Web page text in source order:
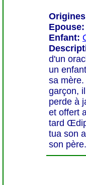
Epouse:
Enfant:
d'un
un
sa mère.
garçon,
perde à
et offert
tard
tua son
son père.